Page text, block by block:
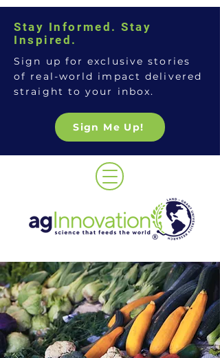
Stay Informed. Stay
Inspired.
Sign up for exclusive stories
of real-world impact delivered
straight to your inbox.
Sign Me Up!